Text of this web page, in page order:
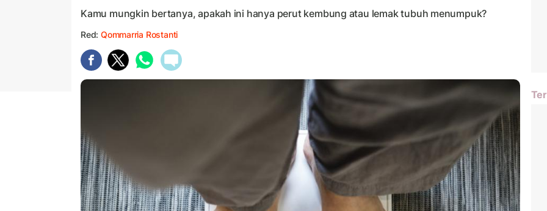
Kamu mungkin bertanya, apakah ini hanya perut kembung atau lemak tubuh menumpuk?
Red: Qommarria Rostanti